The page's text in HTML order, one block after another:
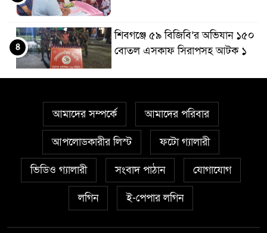
শিবগঞ্জে ৫৯ বিজিবি’র অভিযান ১৫০
বোতল এসকাফ সিরাপসহ আটক ১
৪
কলেজে পরিচ্ছন্নতা অভিযান
শিবগঞ্জ সীমান্তে ৫৯ বিজিবি’র
অভিযানে মাদকদ্রব্য জব্দ
আত্রাইয়ে সিংসাড়া-ইব্রাহিম নগর
দাড়ির ওপর সরু ব্রিজের স্থলে প্রশস্ত
ব্রিজ নির্মাণের দাবি এলাকাবাসীর
আমাদের সম্পর্কে আমাদের পরিবার
আপলোডকারীর লিস্ট ফটো গ্যালারী
ভিডিও গ্যালারী সংবাদ পাঠান যোগাযোগ
লগিন ই-পেপার লগিন